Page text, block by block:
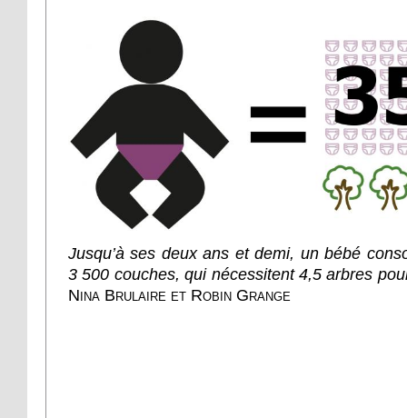
Jusqu’à ses deux ans et demi, un bébé
3 500 couches, qui nécessitent 4,5 arbres
Nina Brulaire et Robin Grange